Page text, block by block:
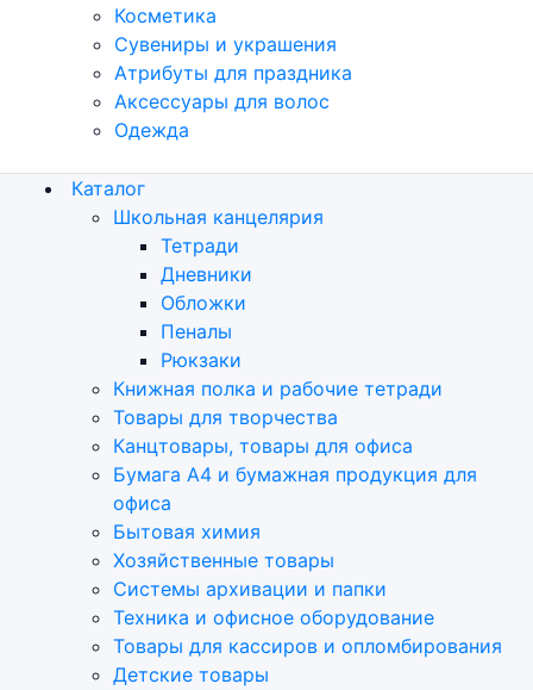
Косметика
Сувениры и украшения
Атрибуты для праздника
Аксеcсуары для волос
Одежда
Каталог
Школьная канцелярия
Тетради
Дневники
Обложки
Пеналы
Рюкзаки
Книжная полка и рабочие тетради
Товары для творчества
Канцтовары, товары для офиса
Бумага А4 и бумажная продукция для
офиса
Бытовая химия
Хозяйственные товары
Системы архивации и папки
Техника и офисное оборудование
Товары для кассиров и опломбирования
Детские товары